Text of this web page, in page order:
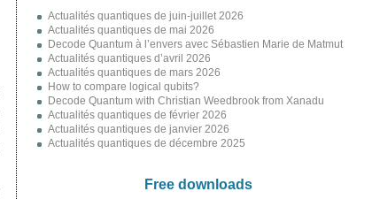
Actualités quantiques de juin-juillet 2026
Actualités quantiques de mai 2026
Decode Quantum à l’envers avec Sébastien Marie de Matmut
Actualités quantiques d’avril 2026
Actualités quantiques de mars 2026
How to compare logical qubits?
Decode Quantum with Christian Weedbrook from Xanadu
Actualités quantiques de février 2026
Actualités quantiques de janvier 2026
Actualités quantiques de décembre 2025
Free downloads